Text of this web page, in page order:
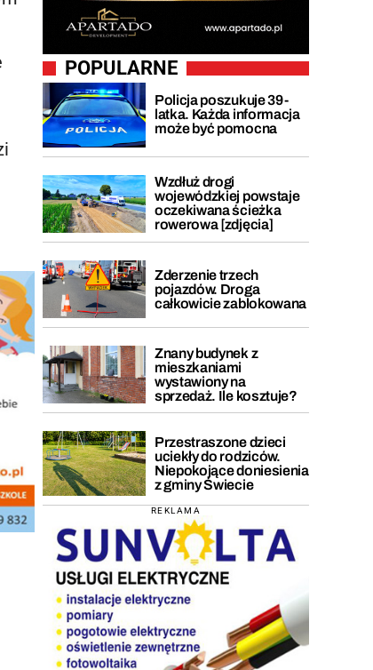
POPULARNE
Policja poszukuje 39-
latka. Każda informacja
może być pomocna
Wzdłuż drogi
wojewódzkiej powstaje
oczekiwana ścieżka
rowerowa [zdjęcia]
Zderzenie trzech
pojazdów. Droga
całkowicie zablokowana
Znany budynek z
mieszkaniami
wystawiony na
sprzedaż. Ile kosztuje?
Przestraszone dzieci
uciekły do rodziców.
Niepokojące doniesienia
z gminy Świecie
REKLAMA